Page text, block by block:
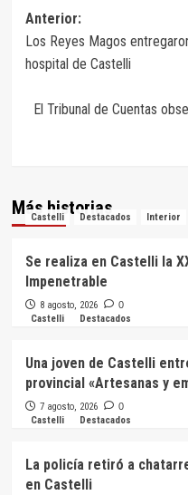
Navegación
de
entradas
Anterior:
Los Reyes Magos
hospital de Castelli
El Tribunal de Cuentas
Más historias
Castelli Destacados Interior
Se realiza en Castelli la
Impenetrable
8 agosto, 2026 0
Castelli Destacados
Una joven de Castelli
provincial «Artesanas y
7 agosto, 2026 0
Castelli Destacados
La policía retiró a
en Castelli